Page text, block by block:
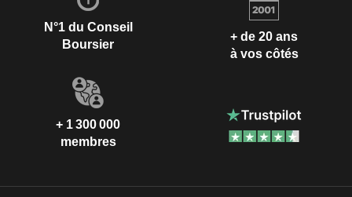
N°1 du Conseil
Boursier
+ de 20 ans
à vos côtés
+ 1 300 000
membres